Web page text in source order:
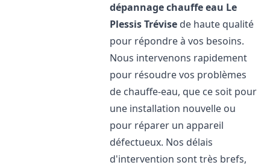
dépannage chauffe eau Le
Plessis Trévise de haute qualité
pour répondre à vos besoins.
Nous intervenons rapidement
pour résoudre vos problèmes
de chauffe-eau, que ce soit pour
une installation nouvelle ou
pour réparer un appareil
défectueux. Nos délais
d'intervention sont très brefs,